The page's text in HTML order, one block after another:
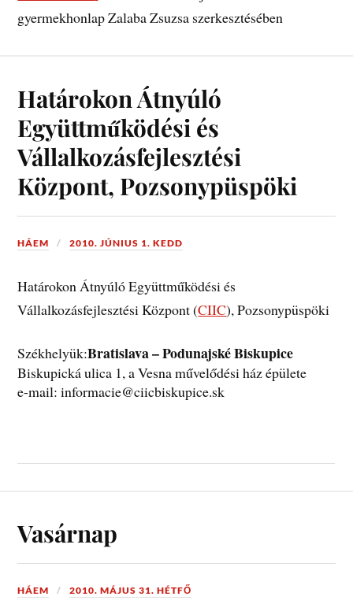
gyermekhonlap Zalaba Zsuzsa szerkesztésében
Határokon Átnyúló
Együttműködési és
Vállalkozásfejlesztési
Központ, Pozsonypüspöki
HÁEM 2010. JÚNIUS 1. KEDD
Határokon Átnyúló Együttműködési és
Vállalkozásfejlesztési Központ (CIIC), Pozsonypüspöki
Székhelyük:Bratislava – Podunajské Biskupice
Biskupická ulica 1, a Vesna művelődési ház épülete
e-mail: informacie@ciicbiskupice.sk
Vasárnap
HÁEM 2010. MÁJUS 31. HÉTFŐ